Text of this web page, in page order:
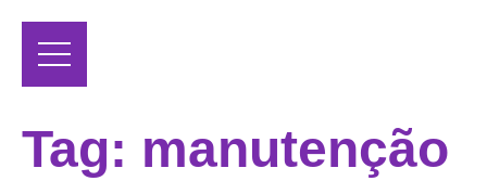
Tag: manutenção